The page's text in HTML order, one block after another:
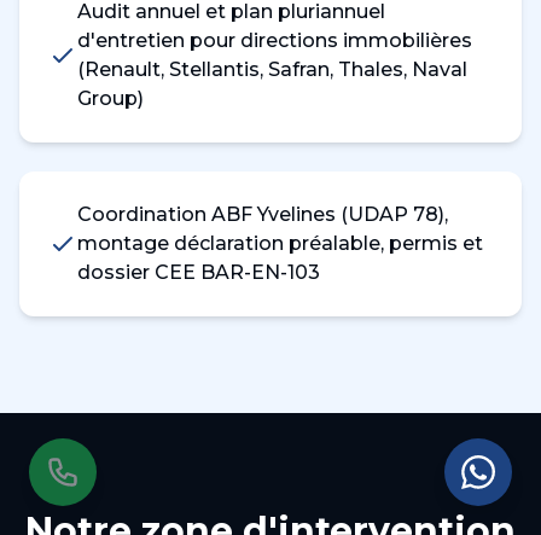
Audit annuel et plan pluriannuel
d'entretien pour directions immobilières
(Renault, Stellantis, Safran, Thales, Naval
Group)
Coordination ABF Yvelines (UDAP 78),
montage déclaration préalable, permis et
dossier CEE BAR-EN-103